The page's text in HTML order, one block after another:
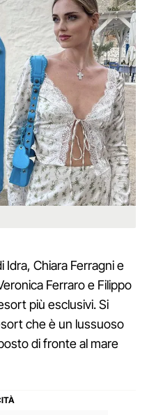
Idra, Chiara Ferragni e
Ferraro e Filippo
più esclusivi. Si
che è un lussuoso
di fronte al mare